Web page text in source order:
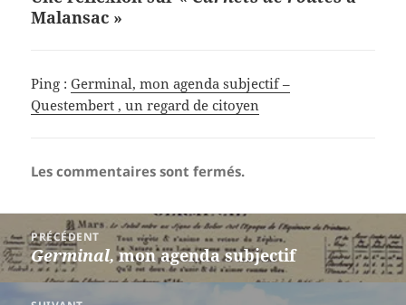
Malansac »
Ping :Germinal, mon agenda subjectif –
Questembert , un regard de citoyen
Les commentaires sont fermés.
Navigation
de
l’article
PRÉCÉDENT
Article
précédent :
Germinal,mon agenda subjectif